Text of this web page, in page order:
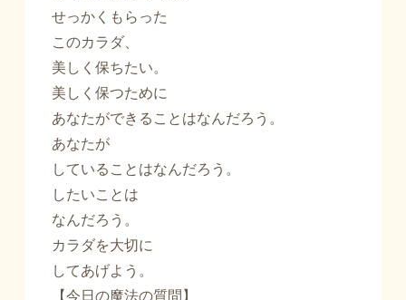
せっかくもらった
このカラダ、
美しく保ちたい。
美しく保つために
あなたができることはなんだろう。
あなたが
していることはなんだろう。
したいことは
なんだろう。
カラダを大切に
してあげよう。
【今日の魔法の質問】